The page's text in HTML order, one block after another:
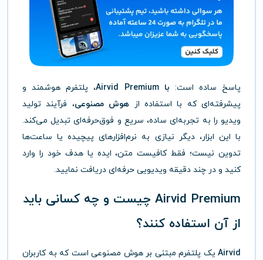
پاسخ ساده است: با Airvid Premium
، پلتفرم هوشمند و
پیشرفته‌ای که با استفاده از هوش مصنوعی، فرآیند تولید
ویدیو را به تجربه‌ای ساده، سریع و فوق‌حرفه‌ای تبدیل می‌کند.
با این ابزار، دیگر نیازی به نرم‌افزارهای پیچیده یا ساعت‌ها
تدوین نیست؛ فقط کافیست متن، ایده یا هدف خود را وارد
کنید و در چند دقیقه ویدیویی حرفه‌ای دریافت نمایید.
Airvid Premium چیست و چه کسانی باید
از آن استفاده کنند؟
Airvid یک پلتفرم مبتنی بر هوش مصنوعی است که به کاربران